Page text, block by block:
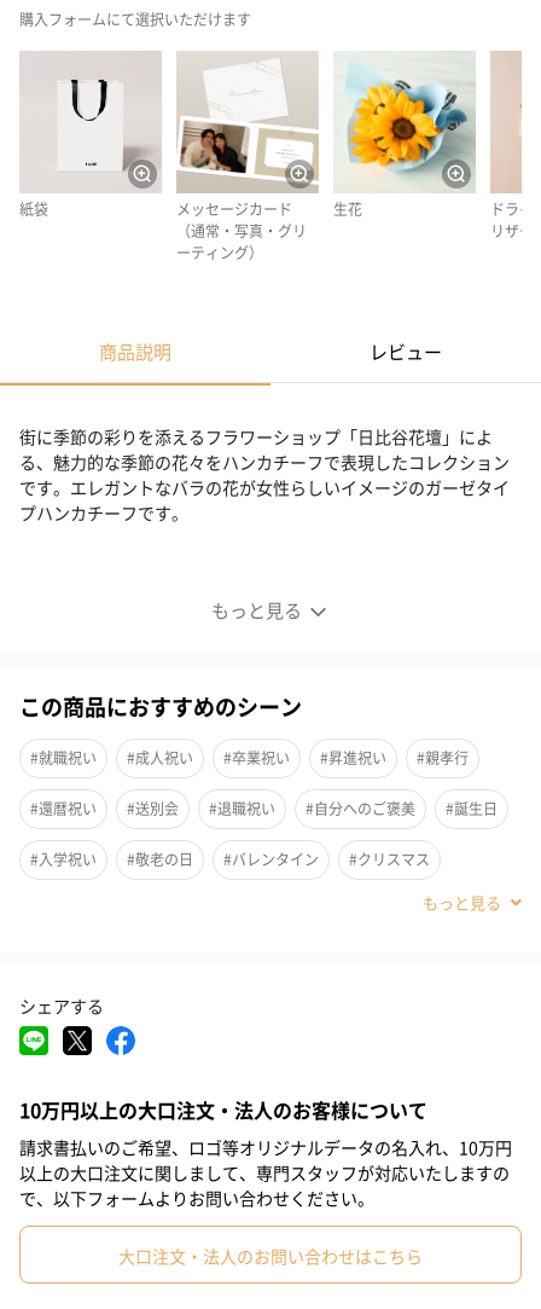
購入フォームにて選択いただけます
紙袋
メッセージカード
（通常・写真・グリ
ーティング）
生花
ドライ
リザー
商品説明 レビュー
もっと見る
街に季節の彩りを添えるフラワーショップ「日比谷花壇」によ
る、魅力的な季節の花々をハンカチーフで表現したコレクション
です。エレガントなバラの花が女性らしいイメージのガーゼタイ
プハンカチーフです。
です。
カチーフです。
ギフトに最適のアイテム
チーフに想いをこめて、大切な方にプレゼントしてみませんか？
毎日持ち歩くハンカチは何枚あっても嬉しいもの。
軽くて実用的なハンカチは相手に気をつかわせないので、ギフト
また、ちょっとした機会のプチギフトや、こころばかりのお返し
にもご利用いただけます。
カラー
この商品におすすめのシーン
#就職祝い #成人祝い #卒業祝い #昇進祝い #親孝行
#還暦祝い #送別会 #退職祝い #自分へのご褒美 #誕生日
#入学祝い #敬老の日 #バレンタイン #クリスマス
#息子
#取引先男性
#男子中学生
#祖母 #彼氏 #女友達 #男友達 #男性 #女性
#妻 #父親 #母親 #彼女 #祖父 #上司女性
#上司男性 #同僚女性 #同僚男性 #男子大学生
#弟 #10代 #20代前半 #20代後半
シェアする
10万円以上の大口注文・法人のお客様について
請求書払いのご希望、ロゴ等オリジナルデータの名入れ、10万円
以上の大口注文に関しまして、専門スタッフが対応いたしますの
で、以下フォームよりお問い合わせください。
大口注文・法人のお問い合わせはこちら